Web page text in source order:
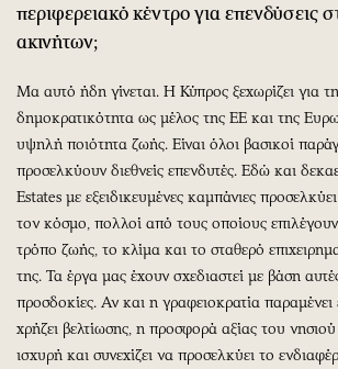
περιφερειακό κέντρο για επενδύσεις
ακινήτων;
Μα αυτό ήδη γίνεται. Η Κύπρος ξεχωρίζει για
δημοκρατικότητα ως μέλος της ΕΕ και της
υψηλή ποιότητα ζωής. Είναι όλοι βασικοί
προσελκύουν διεθνείς επενδυτές. Εδώ και
Estates με εξειδικευμένες καμπάνιες
τον κόσμο, πολλοί από τους οποίους
τρόπο ζωής, το κλίμα και το σταθερό
της. Τα έργα μας έχουν σχεδιαστεί με βάση
προσδοκίες. Αν και η γραφειοκρατία
χρήζει βελτίωσης, η προσφορά αξίας του νησιού
ισχυρή και συνεχίζει να προσελκύει το